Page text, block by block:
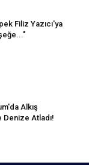
Filiz Yazıcı'ya
Alkış
Denize Atladı!